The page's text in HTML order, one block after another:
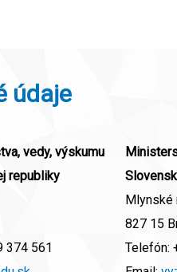
údaje
vedy, výskumu
republiky
374 561
Mlynské
827 15
Telefón: